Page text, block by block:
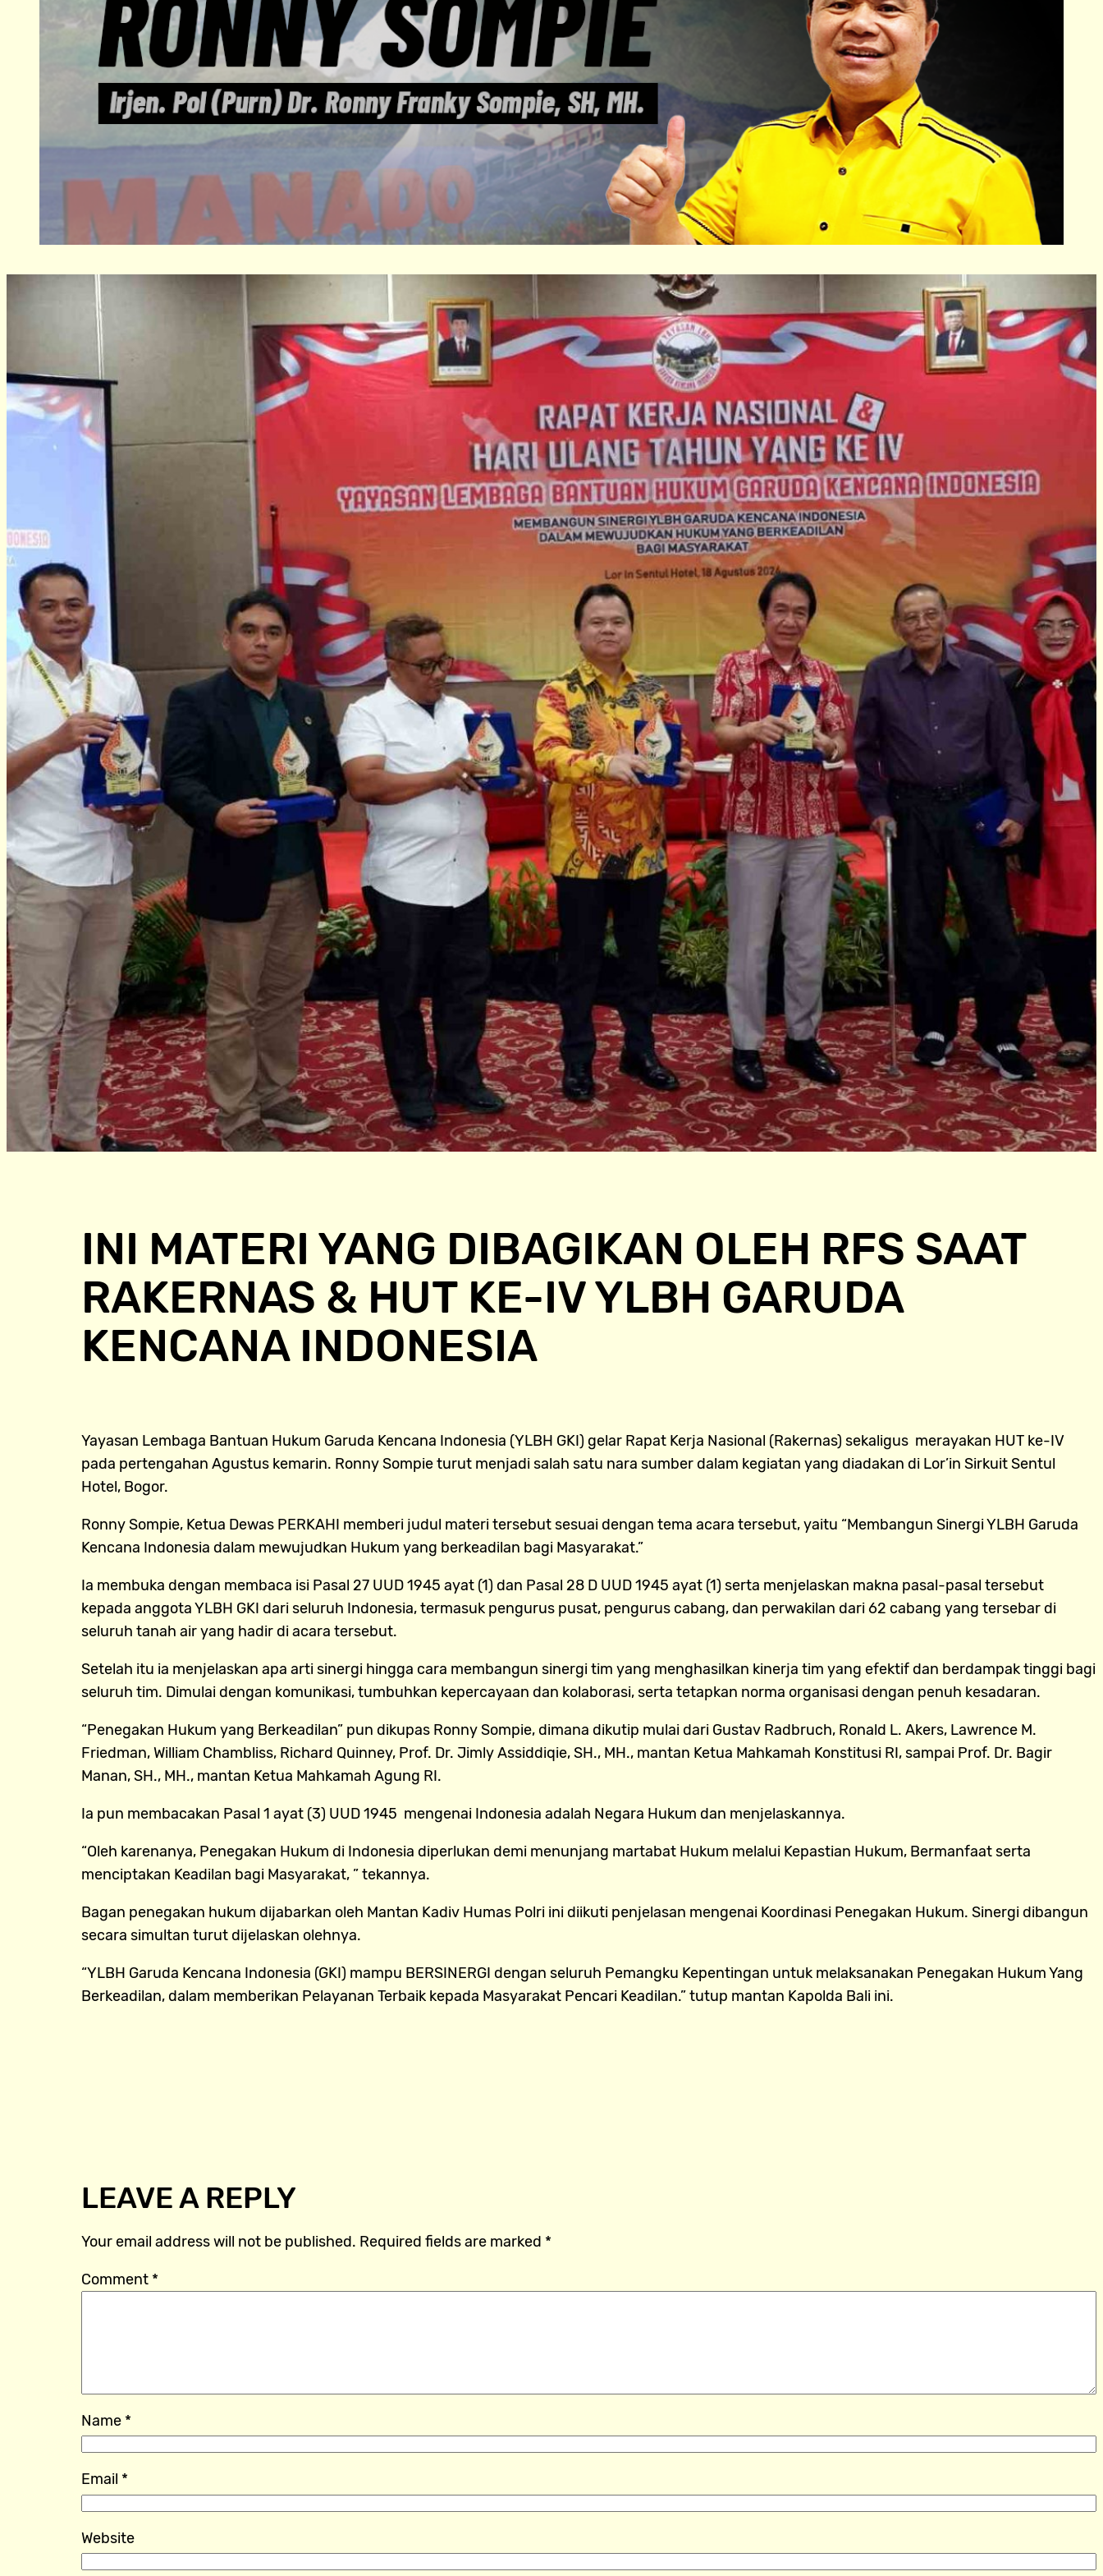
INI MATERI YANG DIBAGIKAN OLEH RFS SAAT
RAKERNAS & HUT KE-IV YLBH GARUDA
KENCANA INDONESIA
Yayasan Lembaga Bantuan Hukum Garuda Kencana Indonesia (YLBH GKI) gelar Rapat Kerja Nasional (Rakernas) sekaligus merayakan HUT ke-IV
pada pertengahan Agustus kemarin. Ronny Sompie turut menjadi salah satu nara sumber dalam kegiatan yang diadakan di Lor’in Sirkuit Sentul
Hotel, Bogor.
Ronny Sompie, Ketua Dewas PERKAHI memberi judul materi tersebut sesuai dengan tema acara tersebut, yaitu “Membangun Sinergi YLBH Garuda
Kencana Indonesia dalam mewujudkan Hukum yang berkeadilan bagi Masyarakat.”
Ia membuka dengan membaca isi Pasal 27 UUD 1945 ayat (1) dan Pasal 28 D UUD 1945 ayat (1) serta menjelaskan makna pasal-pasal tersebut
kepada anggota YLBH GKI dari seluruh Indonesia, termasuk pengurus pusat, pengurus cabang, dan perwakilan dari 62 cabang yang tersebar di
seluruh tanah air yang hadir di acara tersebut.
Setelah itu ia menjelaskan apa arti sinergi hingga cara membangun sinergi tim yang menghasilkan kinerja tim yang efektif dan berdampak tinggi bagi
seluruh tim. Dimulai dengan komunikasi, tumbuhkan kepercayaan dan kolaborasi, serta tetapkan norma organisasi dengan penuh kesadaran.
“Penegakan Hukum yang Berkeadilan” pun dikupas Ronny Sompie, dimana dikutip mulai dari Gustav Radbruch, Ronald L. Akers, Lawrence M.
Friedman, William Chambliss, Richard Quinney, Prof. Dr. Jimly Assiddiqie, SH., MH., mantan Ketua Mahkamah Konstitusi RI, sampai Prof. Dr. Bagir
Manan, SH., MH., mantan Ketua Mahkamah Agung RI.
Ia pun membacakan Pasal 1 ayat (3) UUD 1945 mengenai Indonesia adalah Negara Hukum dan menjelaskannya.
“Oleh karenanya, Penegakan Hukum di Indonesia diperlukan demi menunjang martabat Hukum melalui Kepastian Hukum, Bermanfaat serta
menciptakan Keadilan bagi Masyarakat, ” tekannya.
Bagan penegakan hukum dijabarkan oleh Mantan Kadiv Humas Polri ini diikuti penjelasan mengenai Koordinasi Penegakan Hukum. Sinergi dibangun
secara simultan turut dijelaskan olehnya.
“YLBH Garuda Kencana Indonesia (GKI) mampu BERSINERGI dengan seluruh Pemangku Kepentingan untuk melaksanakan Penegakan Hukum Yang
Berkeadilan, dalam memberikan Pelayanan Terbaik kepada Masyarakat Pencari Keadilan.” tutup mantan Kapolda Bali ini.
LEAVE A REPLY
Your email address will not be published. Required fields are marked *
Comment *
Name *
Email *
Website